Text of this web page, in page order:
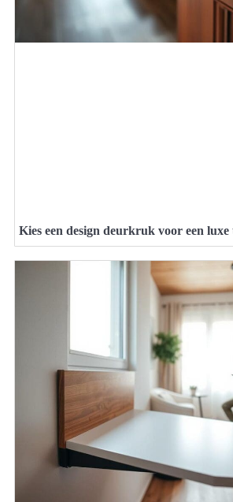
Kies een design deurkruk voor een